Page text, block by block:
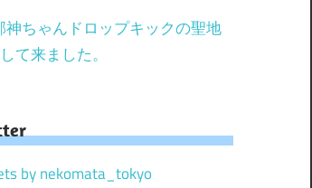
神ちゃんドロップキックの聖地
て来ました。
by nekomata_tokyo